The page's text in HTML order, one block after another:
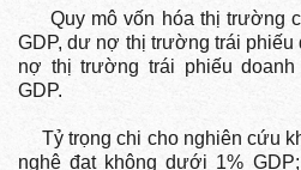
Quy mô vốn hóa thị trường
GDP, dư nợ thị trường trái phiếu
nợ thị trường trái phiếu
GDP.
Tỷ trọng chi cho nghiên cứu
nghệ đạt không dưới 1%